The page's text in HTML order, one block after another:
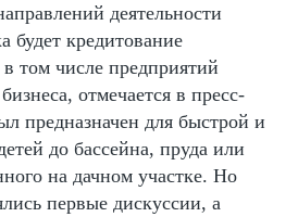
деятельности
будет кредитование
том числе предприятий
отмечается в пресс-
предназначен для быстрой и
до бассейна, пруда или
на дачном участке. Но
первые дискуссии, а